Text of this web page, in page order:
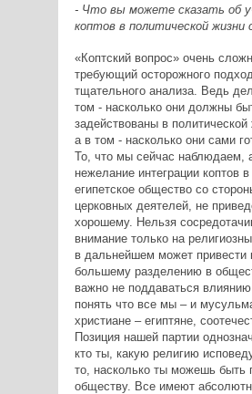
- Что вы можете сказать об
коптов в политической жизни
«Коптский вопрос» очень
требующий осторожного
тщательного анализа. Ведь
том - насколько они должны
задействованы в политической
а в том - насколько они сами
То, что мы сейчас наблюдаем,
нежелание интеграции коптов
египетское общество со
церковных деятелей, не
хорошему. Нельзя
внимание только на
в дальнейшем может привести
большему разделению в
важно не поддаваться
понять что все мы – и
христиане – египтяне,
Позиция нашей партии
кто ты, какую религию
то, насколько ты можешь быть
обществу. Все имеют